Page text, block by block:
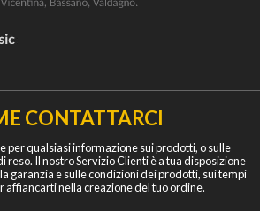
CONTATTARCI
per qualsiasi informazione sui prodotti, o sulle
reso. Il nostro Servizio Clienti è a tua disposizione
garanzia e sulle condizioni dei prodotti, sui tempi
affiancarti nella creazione del tuo ordine.